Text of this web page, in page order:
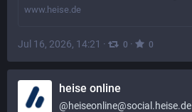
www.heise.de
Jul 16, 2026, 14:21 · 0 · 0
heise online
@heiseonline@social.heise.de